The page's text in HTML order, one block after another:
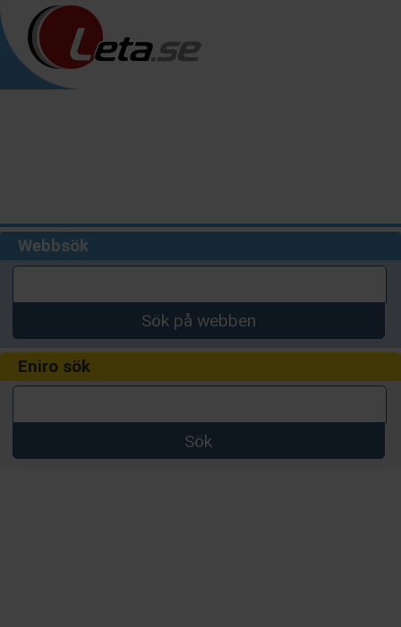
Webbsök
Sök på webben
Eniro sök
Sök